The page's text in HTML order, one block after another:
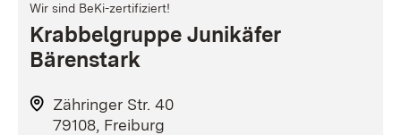
Wir sind BeKi-zertifiziert!
Krabbelgruppe Junikäfer
Bärenstark
Zähringer Str. 40
79108, Freiburg